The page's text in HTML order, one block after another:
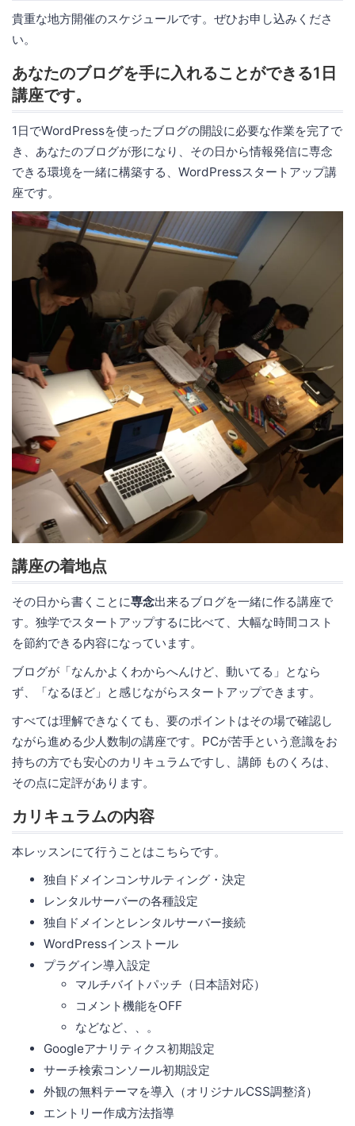
貴重な地方開催のスケジュールです。ぜひお申し込みくださ
い。
あなたのブログを手に入れることができる1日
講座です。
1日でWordPressを使ったブログの開設に必要な作業を完了で
き、あなたのブログが形になり、その日から情報発信に専念
できる環境を一緒に構築する、WordPressスタートアップ講
座です。
講座の着地点
その日から書くことに専念出来るブログを一緒に作る講座で
す。独学でスタートアップするに比べて、大幅な時間コスト
を節約できる内容になっています。
ブログが「なんかよくわからへんけど、動いてる」となら
ず、「なるほど」と感じながらスタートアップできます。
すべては理解できなくても、要のポイントはその場で確認し
ながら進める少人数制の講座です。PCが苦手という意識をお
持ちの方でも安心のカリキュラムですし、講師 ものくろは、
その点に定評があります。
カリキュラムの内容
本レッスンにて行うことはこちらです。
独自ドメインコンサルティング・決定
レンタルサーバーの各種設定
独自ドメインとレンタルサーバー接続
WordPressインストール
プラグイン導入設定
マルチバイトパッチ（日本語対応）
コメント機能をOFF
などなど、、。
Googleアナリティクス初期設定
サーチ検索コンソール初期設定
外観の無料テーマを導入（オリジナルCSS調整済）
エントリー作成方法指導